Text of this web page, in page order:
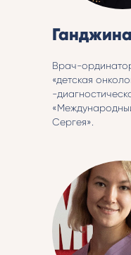
Врач-
«детская
-
Сергея».